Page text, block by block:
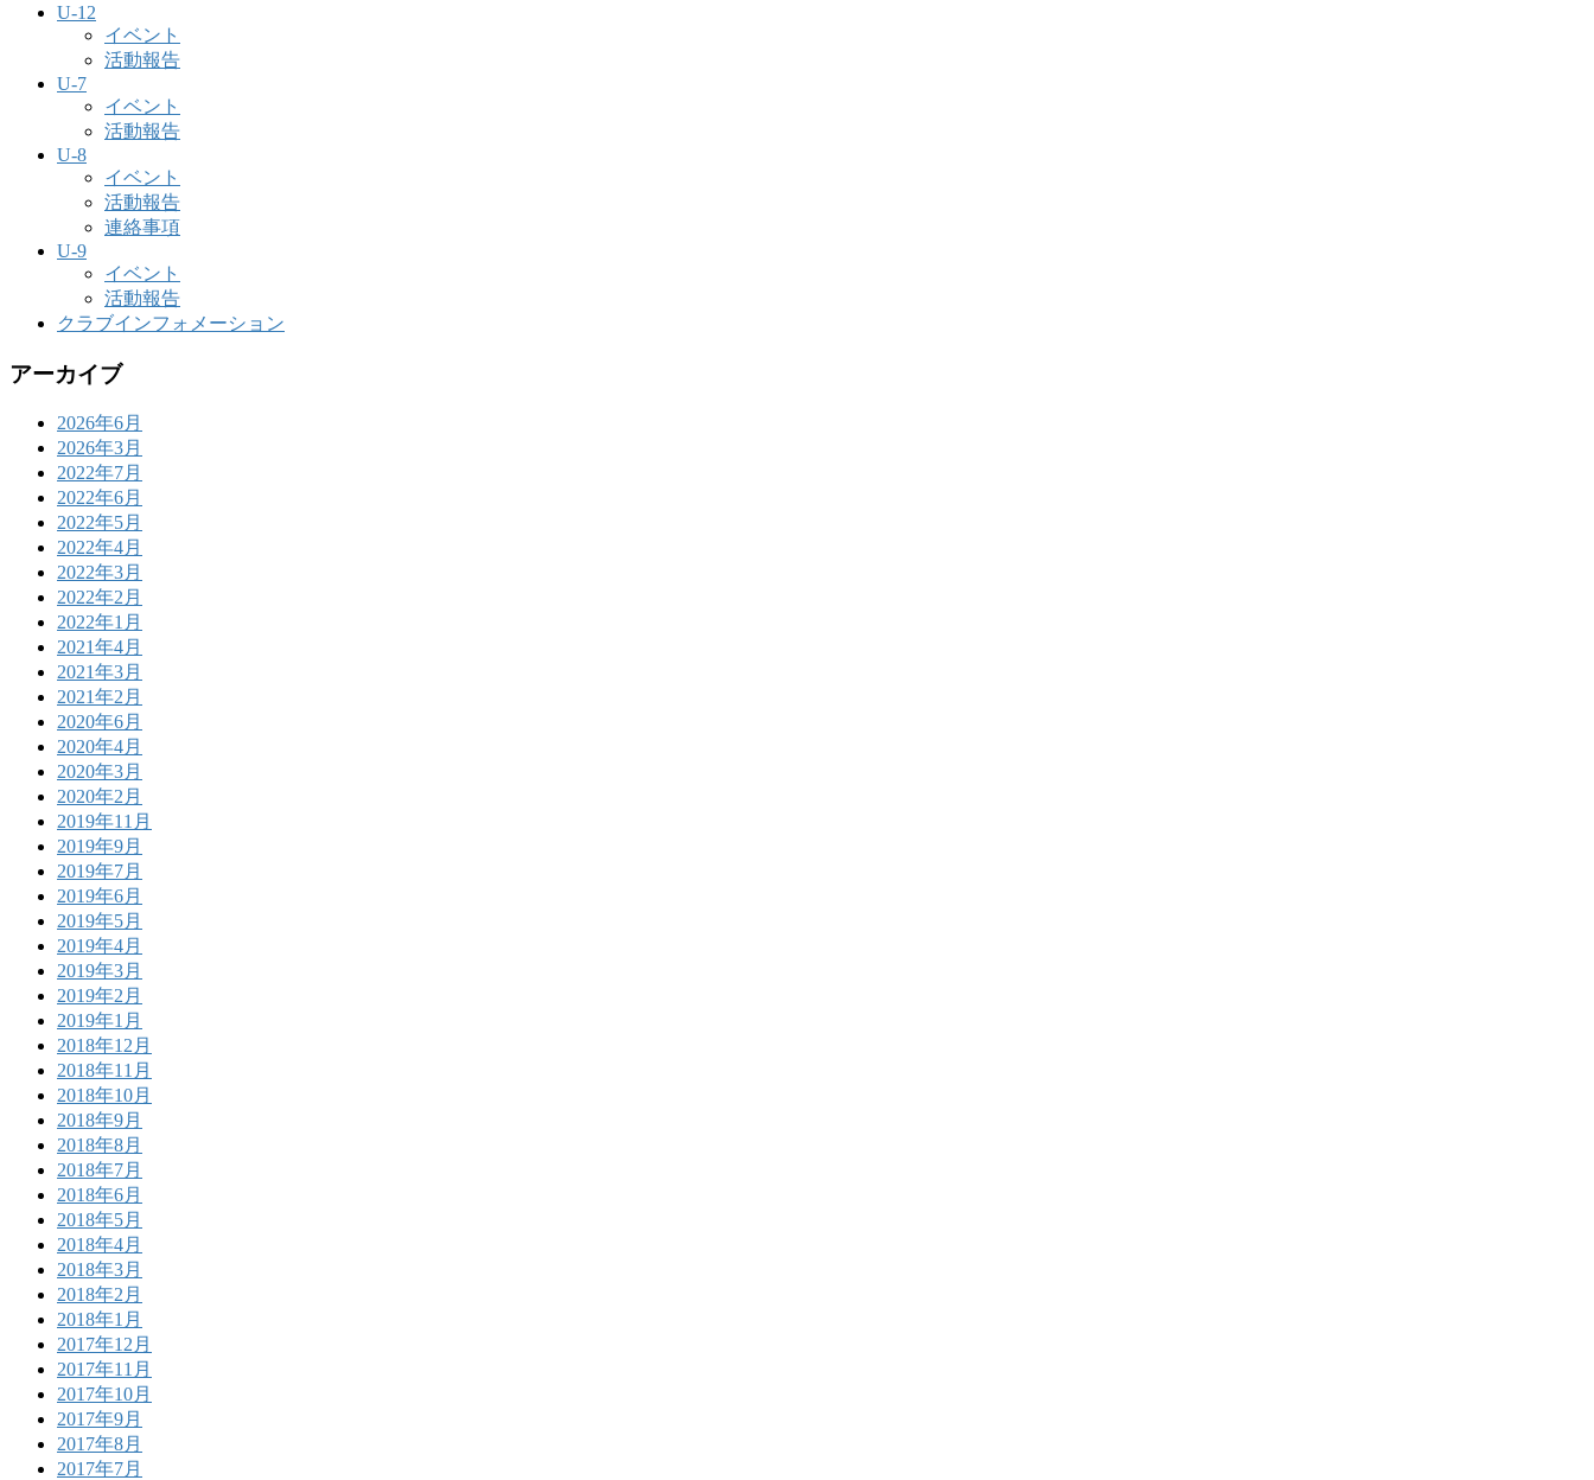
U-12
イベント
活動報告
U-7
イベント
活動報告
U-8
イベント
活動報告
連絡事項
U-9
イベント
活動報告
クラブインフォメーション
アーカイブ
2026年6月
2026年3月
2022年7月
2022年6月
2022年5月
2022年4月
2022年3月
2022年2月
2022年1月
2021年4月
2021年3月
2021年2月
2020年6月
2020年4月
2020年3月
2020年2月
2019年11月
2019年9月
2019年7月
2019年6月
2019年5月
2019年4月
2019年3月
2019年2月
2019年1月
2018年12月
2018年11月
2018年10月
2018年9月
2018年8月
2018年7月
2018年6月
2018年5月
2018年4月
2018年3月
2018年2月
2018年1月
2017年12月
2017年11月
2017年10月
2017年9月
2017年8月
2017年7月